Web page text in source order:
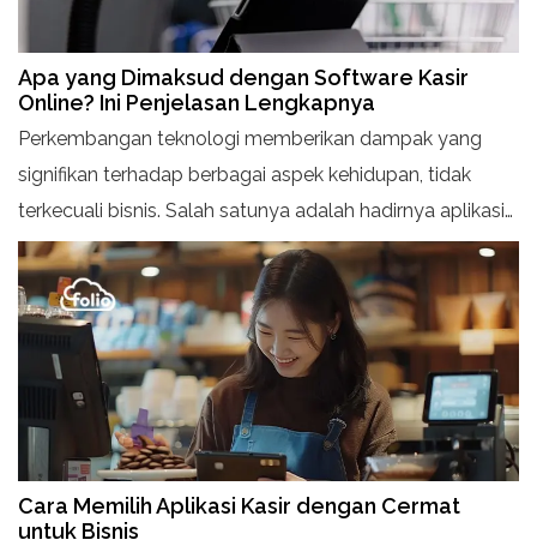
Apa yang Dimaksud dengan Software Kasir
Online? Ini Penjelasan Lengkapnya
Perkembangan teknologi memberikan dampak yang
signifikan terhadap berbagai aspek kehidupan, tidak
terkecuali bisnis. Salah satunya adalah hadirnya aplikasi
atau software kasir online.
Cara Memilih Aplikasi Kasir dengan Cermat
untuk Bisnis